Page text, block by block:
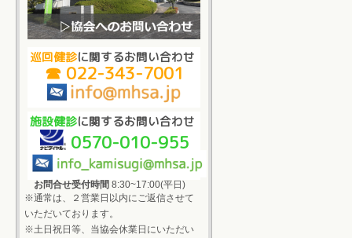
巡回健診に関するお問い合わせ
☎ 022-343-7001
施設健診に関するお問い合わせ
0570-010-955
お問合せ受付時間 8:30~17:00(平日)
※通常は、２営業日以内にご返信させて
いただいております。
※土日祝日等、当協会休業日にいただい